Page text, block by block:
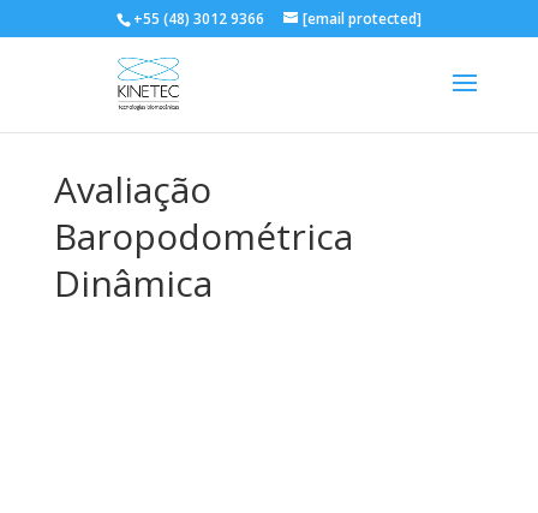
+55 (48) 3012 9366 [email protected]
Avaliação
Baropodométrica
Dinâmica